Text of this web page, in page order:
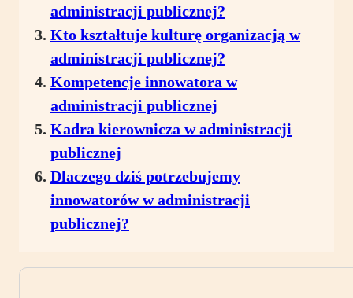
administracji publicznej?
Kto kształtuje kulturę organizacją w
administracji publicznej?
Kompetencje innowatora w
administracji publicznej
Kadra kierownicza w administracji
publicznej
Dlaczego dziś potrzebujemy
innowatorów w administracji
publicznej?